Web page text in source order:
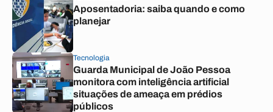
Aposentadoria: saiba quando e como
planejar
Tecnologia
Guarda Municipal de João Pessoa
monitora com inteligência artificial
situações de ameaça em prédios
públicos